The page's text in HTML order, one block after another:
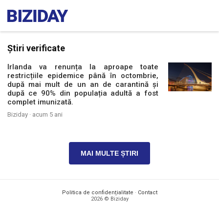
Știri verificate
Irlanda va renunța la aproape toate
restricțiile epidemice până în octombrie,
după mai mult de un an de carantină și
după ce 90% din populația adultă a fost
complet imunizată.
Biziday · acum 5 ani
MAI MULTE ȘTIRI
Politica de confidențialitate · Contact
2026 © Biziday